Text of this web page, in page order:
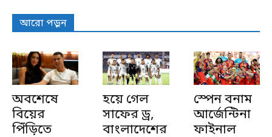
আরো পড়ুন
অবশেষে
বিয়ের
পিঁড়িতে
হয়ে গেল
সাফের ড্র,
বাংলাদেশের
স্পেন বনাম
আর্জেন্টিনা
ফাইনাল